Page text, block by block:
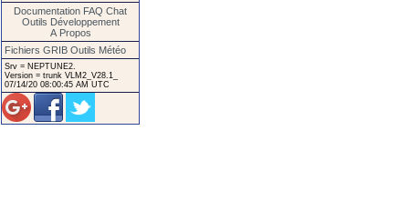
Documentation FAQ Chat
Outils Développement
A Propos
Fichiers GRIB Outils Météo
Srv = NEPTUNE2.
Version = trunk VLM2_V28.1_
07/14/20 08:00:45 AM UTC